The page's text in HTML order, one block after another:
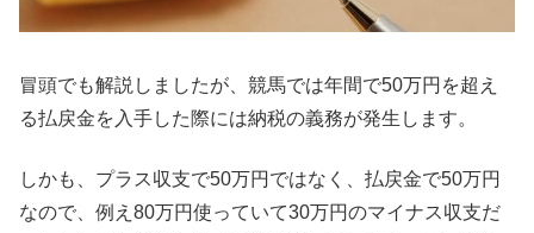
冒頭でも解説しましたが、競馬では年間で50万円を超え
る払戻金を入手した際には納税の義務が発生します。
しかも、プラス収支で50万円ではなく、払戻金で50万円
なので、例え80万円使っていて30万円のマイナス収支だ